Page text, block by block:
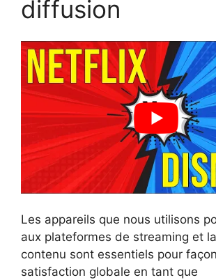
diffusion
Les appareils que nous utilisons
aux plateformes de streaming et
contenu sont essentiels pour
satisfaction globale en tant que